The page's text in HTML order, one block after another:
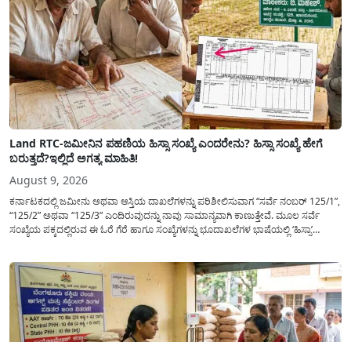
Land RTC-ಜಮೀನಿನ ಪಹಣಿಯ ಹಿಸ್ಸಾ ಸಂಖ್ಯೆ ಎಂದರೇನು? ಹಿಸ್ಸಾ ಸಂಖ್ಯೆ ಹೇಗೆ
ಬರುತ್ತದೆ?ಇಲ್ಲಿದೆ ಅಗತ್ಯ ಮಾಹಿತಿ!
August 9, 2026
ಕರ್ನಾಟಕದಲ್ಲಿ ಜಮೀನು ಅಥವಾ ಆಸ್ತಿಯ ದಾಖಲೆಗಳನ್ನು ಪರಿಶೀಲಿಸುವಾಗ “ಸರ್ವೆ ನಂಬರ್ 125/1”,
“125/2” ಅಥವಾ “125/3” ಎಂದಿರುವುದನ್ನು ನಾವು ಸಾಮಾನ್ಯ​ವಾಗಿ ಕಾಣುತ್ತೇವೆ. ಮೂಲ ಸರ್ವೆ
ಸಂಖ್ಯೆಯ ಪಕ್ಕದಲ್ಲಿರುವ ಈ ಓರೆ ಗೆರೆ ಹಾಗೂ ಸಂಖ್ಯೆಗಳನ್ನು ಭೂದಾಖಲೆಗಳ ಭಾಷೆಯಲ್ಲಿ ‘ಹಿಸ್ಸಾ’